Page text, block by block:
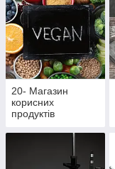
20- Магазин
корисних
продуктів